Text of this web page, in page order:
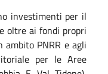
investimenti per il
oltre ai fondi propri
PNRR e agli
per le Aree